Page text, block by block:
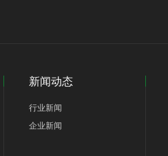
新闻动态
行业新闻
企业新闻